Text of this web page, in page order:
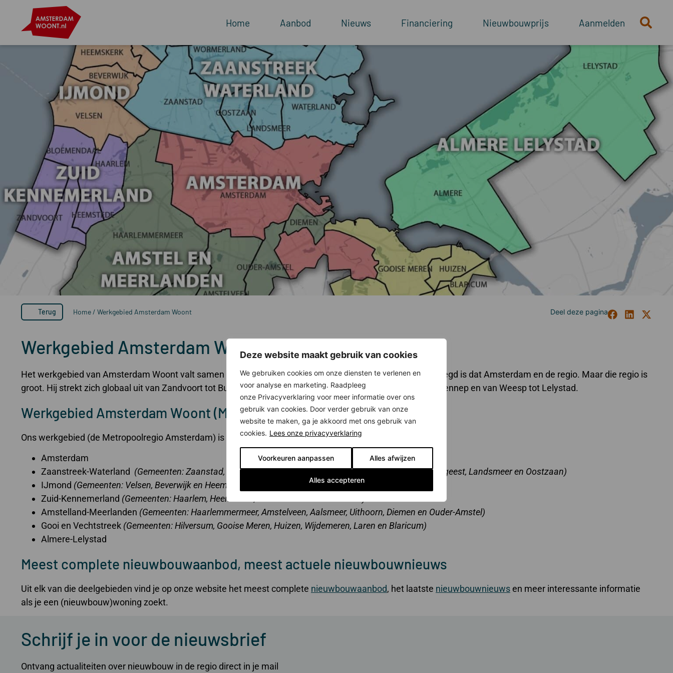
Deze website maakt gebruik van cookies
We gebruiken cookies om onze diensten te verlenen en
voor analyse en marketing. Raadpleeg
onze Privacyverklaring voor meer informatie over ons
gebruik van cookies. Door verder gebruik van onze
website te maken, ga je akkoord met ons gebruik van
cookies. Lees onze privacyverklaring
Voorkeuren aanpassen Alles afwijzen
Alles accepteren
Home Aanbod Nieuws Financiering Nieuwbouwprijs Aanmelden
Terug Home / Werkgebied Amsterdam Woont
Werkgebied Amsterdam Woont
Het werkgebied van Amsterdam Woont valt samen met deMetropoolregio Amsterdam(MRA). Simpel gezegd is dat Amsterdam en de regio. Maar die regio is
groot. Hij strekt zich globaal uit van Zandvoort tot Bussum, van Oosthuizen (boven Purmerend) tot Nieuw-Vennep en van Weesp tot Lelystad.
Werkgebied Amsterdam Woont (MRA): zeven deelgebieden
Ons werkgebied (de Metropoolregio Amsterdam) is onderverdeeld in zeven deelgebieden:
Amsterdam
Zaanstreek-Waterland (Gemeenten:Zaanstad, Purmerend, Eden-Volendam, Waterland, Wormerland, Uitgeest, Landsmeer en Oostzaan)
IJmond (Gemeenten: Velsen, Beverwijk en Heemskerk)
Zuid-Kennemerland (Gemeenten: Haarlem, Heemstede, Bloemendaal en Zandvoort)
Amstelland-Meerlanden (Gemeenten: Haarlemmermeer, Amstelveen, Aalsmeer, Uithoorn, Diemen en Ouder-Amstel)
Gooi en Vechtstreek (Gemeenten: Hilversum, Gooise Meren, Huizen, Wijdemeren, Laren en Blaricum)
Almere-Lelystad
Meest complete nieuwbouwaanbod, meest actuele nieuwbouwnieuws
Uit elk van die deelgebieden vind je op onze website het meest complete nieuwbouwaanbod, het laatste nieuwbouwnieuwsen meer interessante informatie
als je een (nieuwbouw)woning zoekt.
Schrijf je in voor de nieuwsbrief
Ontvang actualiteiten over nieuwbouw in de regio direct in je mail